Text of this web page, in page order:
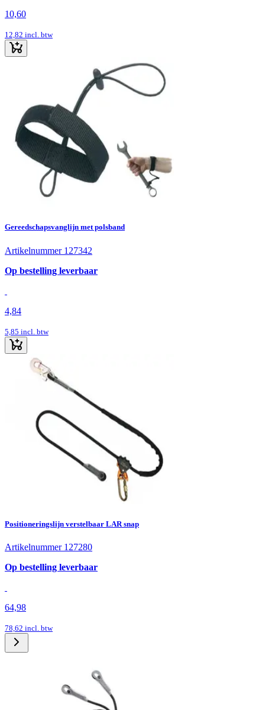
10,60
12,82 incl. btw
Gereedschapsvanglijn met polsband
Artikelnummer 127342
Op bestelling leverbaar
4,84
5,85 incl. btw
Positioneringslijn verstelbaar LAR snap
Artikelnummer 127280
Op bestelling leverbaar
64,98
78,62 incl. btw